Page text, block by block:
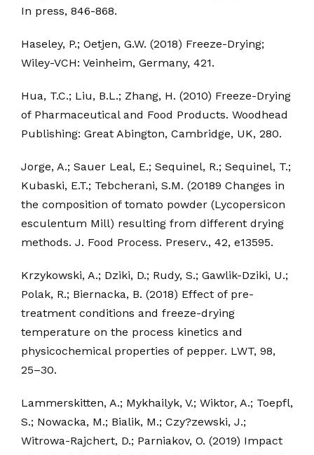
In press, 846-868.
Haseley, P.; Oetjen, G.W. (2018) Freeze-Drying;
Wiley-VCH: Veinheim, Germany, 421.
Hua, T.C.; Liu, B.L.; Zhang, H. (2010) Freeze-Drying
of Pharmaceutical and Food Products. Woodhead
Publishing: Great Abington, Cambridge, UK, 280.
Jorge, A.; Sauer Leal, E.; Sequinel, R.; Sequinel, T.;
Kubaski, E.T.; Tebcherani, S.M. (20189 Changes in
the composition of tomato powder (Lycopersicon
esculentum Mill) resulting from different drying
methods. J. Food Process. Preserv., 42, e13595.
Krzykowski, A.; Dziki, D.; Rudy, S.; Gawlik-Dziki, U.;
Polak, R.; Biernacka, B. (2018) Effect of pre-
treatment conditions and freeze-drying
temperature on the process kinetics and
physicochemical properties of pepper. LWT, 98,
25–30.
Lammerskitten, A.; Mykhailyk, V.; Wiktor, A.; Toepfl,
S.; Nowacka, M.; Bialik, M.; Czy?zewski, J.;
Witrowa-Rajchert, D.; Parniakov, O. (2019) Impact